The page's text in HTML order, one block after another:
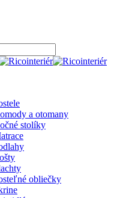
a otomany
stolíky
obliečky